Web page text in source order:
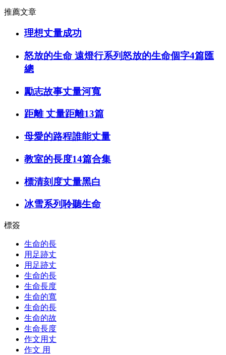
推薦文章
理想丈量成功
怒放的生命 遠燈行系列怒放的生命個字4篇匯
總
勵志故事丈量河寬
距離 丈量距離13篇
母愛的路程誰能丈量
教室的長度14篇合集
標清刻度丈量黑白
冰雪系列聆聽生命
標簽
生命的長
用足跡丈
用足跡丈
生命的長
生命長度
生命的寬
生命的長
生命的故
生命長度
作文用丈
作文 用